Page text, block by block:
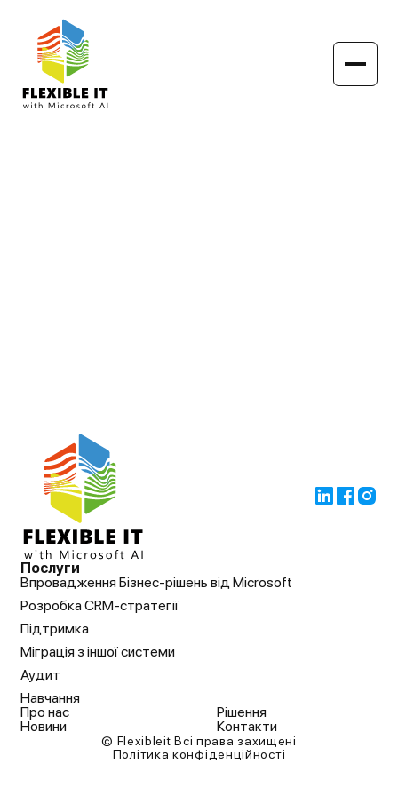
Послуги
Впровадження Бізнес-рішень від Microsoft
Розробка CRM-стратегії
Підтримка
Міграція з іншої системи
Аудит
Навчання
Про нас
Рішення
Новини
Контакти
© Flexibleit Всі права захищені
Політика конфіденційності